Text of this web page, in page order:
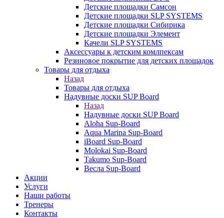
Детские площадки Самсон
Детские площадки SLP SYSTEMS
Детские площадки Сибирика
Детские площадки Элемент
Качели SLP SYSTEMS
Аксессуары к детским комлпексам
Резиновое покрытие для детских площадок
Товары для отдыха
Назад
Товары для отдыха
Надувные доски SUP Board
Назад
Надувные доски SUP Board
Aloha Sup-Board
Aqua Marina Sup-Board
iBoard Sup-Board
Molokai Sup-Board
Takumo Sup-Board
Весла Sup-Board
Акции
Услуги
Наши работы
Тренеры
Контакты